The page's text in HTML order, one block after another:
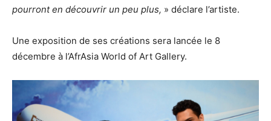
pourront en découvrir un peu plus, » déclare l’artiste.
Une exposition de ses créations sera lancée le 8
décembre à l’AfrAsia World of Art Gallery.